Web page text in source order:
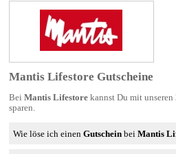
Mantis Lifestore Gutscheine
Bei Mantis Lifestorekannst Du mit unseren
sparen.
Wie löse ich einenGutschein beiMantis